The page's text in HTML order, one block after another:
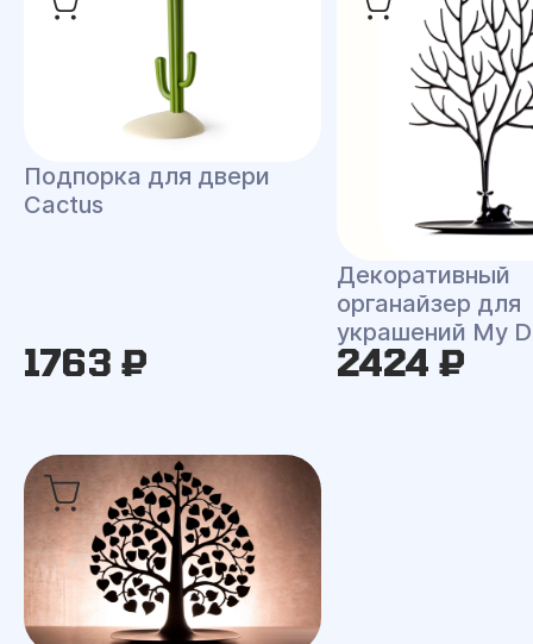
Подпорка для двери
Cactus
1763 ₽
Декоративный
органайзер для
украшений My
2424 ₽